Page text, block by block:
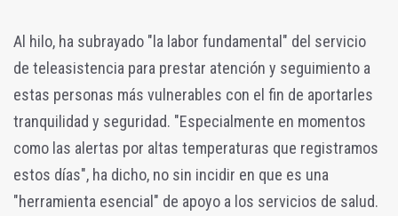
Al hilo, ha subrayado "la labor fundamental" del servicio
de teleasistencia para prestar atención y seguimiento a
estas personas más vulnerables con el fin de aportarles
tranquilidad y seguridad. "Especialmente en momentos
como las alertas por altas temperaturas que registramos
estos días", ha dicho, no sin incidir en que es una
"herramienta esencial" de apoyo a los servicios de salud.